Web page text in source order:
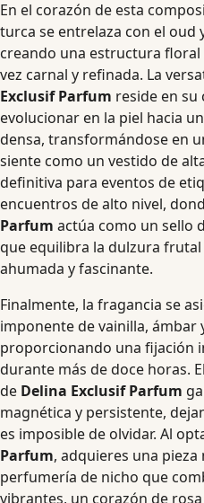
En el corazón de esta
turca se entrelaza con el oud
creando una estructura floral
vez carnal y refinada. La
Exclusif Parfum reside en su
evolucionar en la piel hacia
densa, transformándose en
siente como un vestido de
definitiva para eventos de
encuentros de alto nivel,
Parfum actúa como un sello
que equilibra la dulzura
ahumada y fascinante.
Finalmente, la fragancia se
imponente de vainilla, ámbar
proporcionando una fijación
durante más de doce horas.
de Delina Exclusif Parfum
magnética y persistente,
es imposible de olvidar. Al
Parfum, adquieres una pieza
perfumería de nicho que
vibrantes, un corazón de